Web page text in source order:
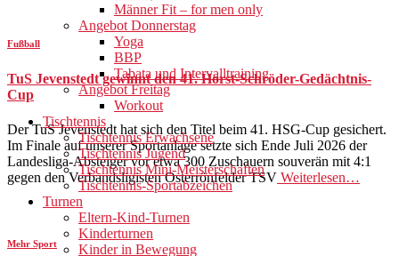
Männer Fit – for men only
Angebot Donnerstag
Yoga
BBP
Tabata und Intervalltraining
Angebot Freitag
Workout
Tischtennis
Tischtennis Erwachsene
Tischtennis Jugend
Tischtennis Mini-Meisterschaften
Tischtennis-Sportabzeichen
Turnen
Eltern-Kind-Turnen
Kinderturnen
Kinder in Bewegung
Fußball
TuS Jevenstedt gewinnt den 41. Horst-Schröder-Gedächtnis-
Cup
Der TuS Jevenstedt hat sich den Titel beim 41. HSG-Cup gesichert.
Im Finale auf unserer Sportanlage setzte sich Ende Juli 2026 der
Landesliga-Absteiger vor etwa 300 Zuschauern souverän mit 4:1
gegen den Verbandsligisten Osterrönfelder TSV Weiterlesen…
Mehr Sport